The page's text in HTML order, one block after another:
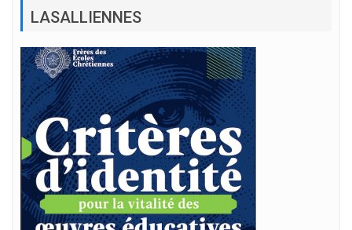
LASALLIENNES